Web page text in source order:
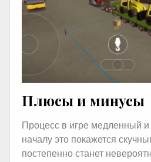
Плюсы и минусы
Процесс в игре медленный
началу это покажется
постепенно станет